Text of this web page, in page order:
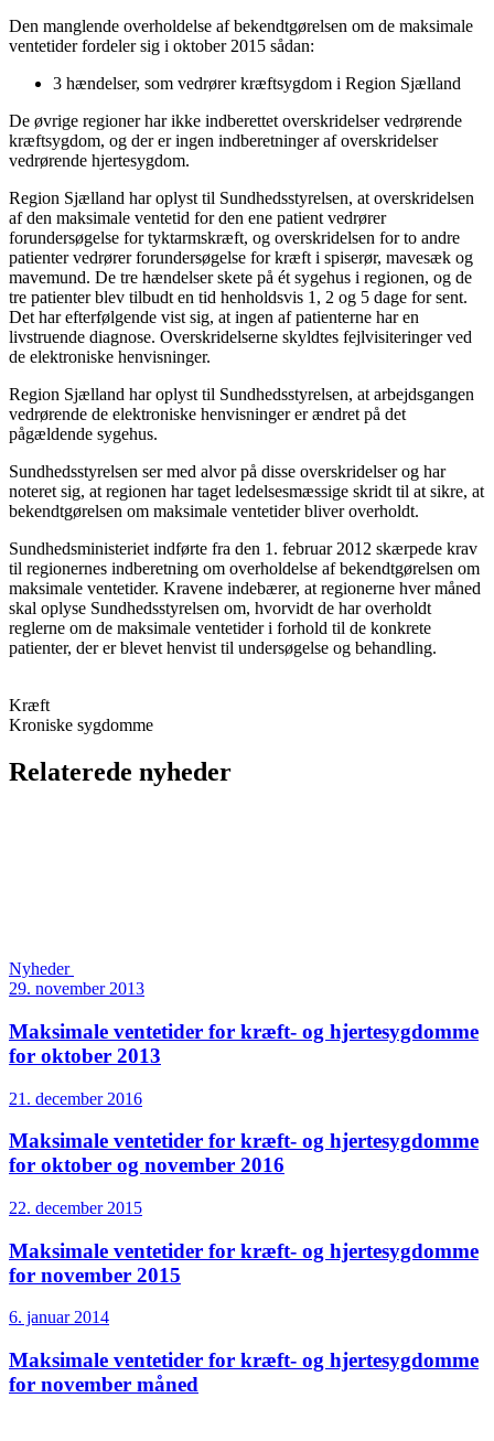
Den manglende overholdelse af bekendtgørelsen om de maksimale
ventetider fordeler sig i oktober 2015 sådan:
3 hændelser, som vedrører kræftsygdom i Region Sjælland
De øvrige regioner har ikke indberettet overskridelser vedrørende
kræftsygdom, og der er ingen indberetninger af overskridelser
vedrørende hjertesygdom.
Region Sjælland har oplyst til Sundhedsstyrelsen, at overskridelsen
af den maksimale ventetid for den ene patient vedrører
forundersøgelse for tyktarmskræft, og overskridelsen for to andre
patienter vedrører forundersøgelse for kræft i spiserør, mavesæk og
mavemund. De tre hændelser skete på ét sygehus i regionen, og de
tre patienter blev tilbudt en tid henholdsvis 1, 2 og 5 dage for sent.
Det har efterfølgende vist sig, at ingen af patienterne har en
livstruende diagnose. Overskridelserne skyldtes fejlvisiteringer ved
de elektroniske henvisninger.
Region Sjælland har oplyst til Sundhedsstyrelsen, at arbejdsgangen
vedrørende de elektroniske henvisninger er ændret på det
pågældende sygehus.
Sundhedsstyrelsen ser med alvor på disse overskridelser og har
noteret sig, at regionen har taget ledelsesmæssige skridt til at sikre, at
bekendtgørelsen om maksimale ventetider bliver overholdt.
Sundhedsministeriet indførte fra den 1. februar 2012 skærpede krav
til regionernes indberetning om overholdelse af bekendtgørelsen om
maksimale ventetider. Kravene indebærer, at regionerne hver måned
skal oplyse Sundhedsstyrelsen om, hvorvidt de har overholdt
reglerne om de maksimale ventetider i forhold til de konkrete
patienter, der er blevet henvist til undersøgelse og behandling.
Kræft
Kroniske sygdomme
Relaterede nyheder
Nyheder
29. november 2013
Maksimale ventetider for kræft- og hjertesygdomme
for oktober 2013
21. december 2016
Maksimale ventetider for kræft- og hjertesygdomme
for oktober og november 2016
22. december 2015
Maksimale ventetider for kræft- og hjertesygdomme
for november 2015
6. januar 2014
Maksimale ventetider for kræft- og hjertesygdomme
for november måned